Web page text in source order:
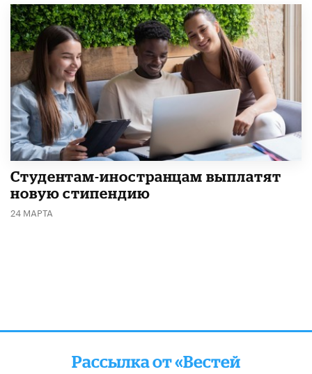
Студентам-иностранцам выплатят
новую стипендию
24 МАРТА
Рассылка от «Вестей